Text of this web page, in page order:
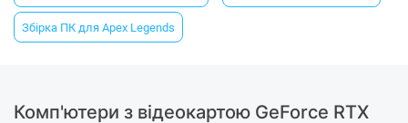
Збірка ПК для Apex Legends
Комп'ютери з відеокартою GeForce RTX